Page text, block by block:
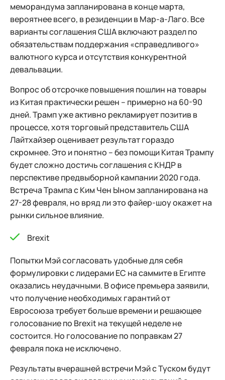
меморандума запланирована в конце марта,
вероятнее всего, в резиденции в Мар-а-Лаго. Все
варианты соглашения США включают раздел по
обязательствам поддержания «справедливого»
валютного курса и отсутствия конкурентной
девальвации.
Вопрос об отсрочке повышения пошлин на товары
из Китая практически решен – примерно на 60-90
дней. Трамп уже активно рекламирует позитив в
процессе, хотя торговый представитель США
Лайтхайзер оценивает результат гораздо
скромнее. Это и понятно – без помощи Китая Трампу
будет сложно достичь соглашения с КНДР в
перспективе предвыборной кампании 2020 года.
Встреча Трампа с Ким Чен Ыном запланирована на
27-28 февраля, но вряд ли это файер-шоу окажет на
рынки сильное влияние.
Brexit
Попытки Мэй согласовать удобные для себя
формулировки с лидерами ЕС на саммите в Египте
оказались неудачными. В офисе премьера заявили,
что получение необходимых гарантий от
Евросоюза требует больше времени и решающее
голосование по Brexit на текущей неделе не
состоится. Но голосование по поправкам 27
февраля пока не исключено.
Результаты вчерашней встречи Мэй с Туском будут